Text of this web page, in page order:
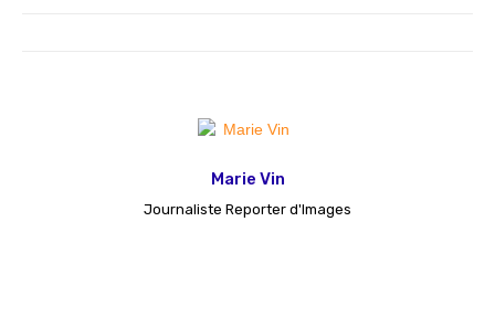
Marie Vin
Journaliste Reporter d'Images